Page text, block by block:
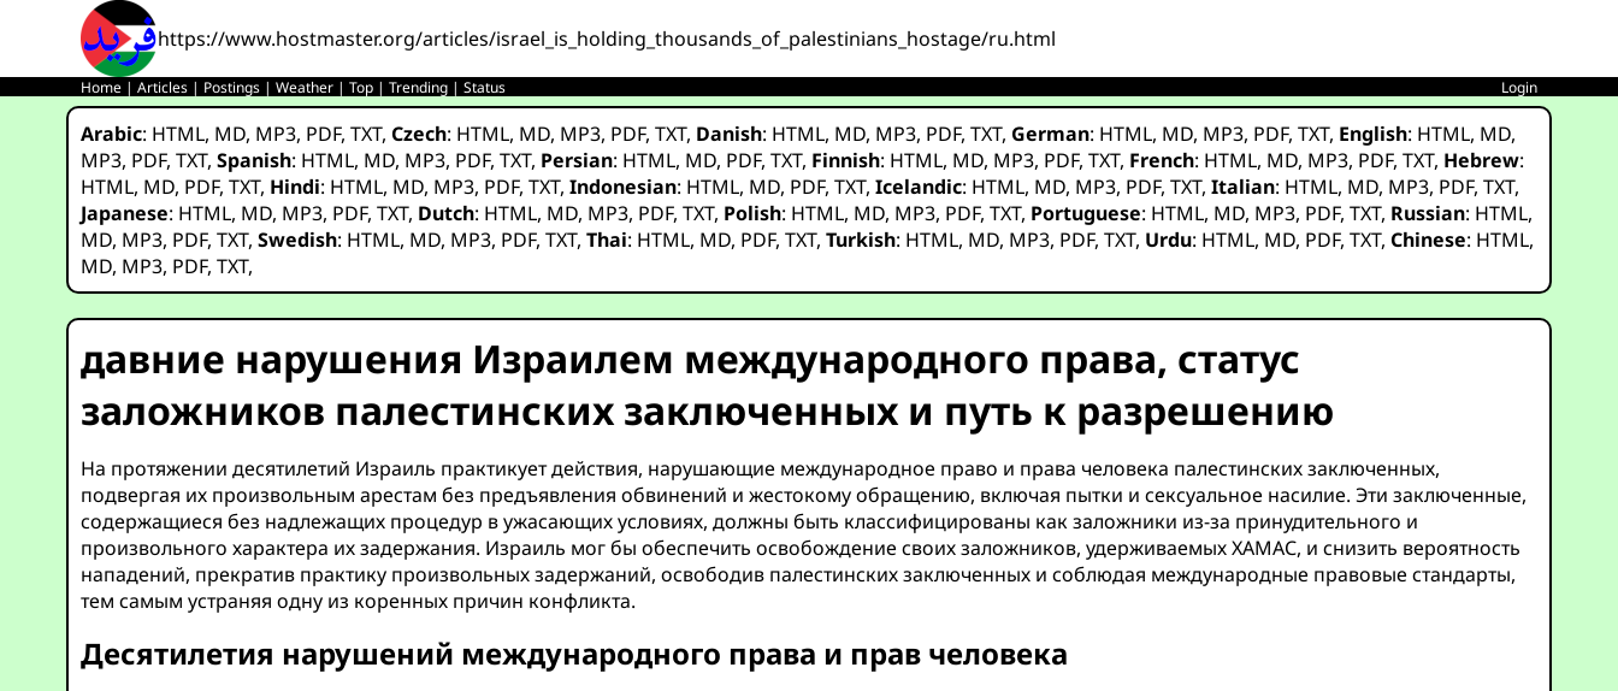
https://www.hostmaster.org/articles/israel_is_holding_thousands_of_palestinians_hostage/ru.html
Home |Articles | Postings |Weather |Top |Trending |Status Login
Arabic: HTML, MD, MP3, PDF,TXT,Czech: HTML, MD, MP3, PDF,TXT, Danish: HTML, MD, MP3, PDF,TXT, German: HTML, MD, MP3, PDF,TXT, English: HTML, MD,
MP3, PDF,TXT,Spanish: HTML, MD, MP3, PDF,TXT, Persian: HTML, MD, PDF,TXT, Finnish: HTML, MD, MP3, PDF,TXT, French: HTML, MD, MP3, PDF,TXT, Hebrew:
HTML, MD, PDF,TXT, Hindi: HTML, MD, MP3, PDF,TXT,Indonesian: HTML, MD, PDF,TXT,Icelandic: HTML, MD, MP3, PDF,TXT,Italian: HTML, MD, MP3, PDF,TXT,
Japanese: HTML, MD, MP3, PDF,TXT, Dutch: HTML, MD, MP3, PDF,TXT, Polish: HTML, MD, MP3, PDF,TXT, Portuguese: HTML, MD, MP3, PDF,TXT, Russian: HTML,
MD, MP3, PDF,TXT,Swedish: HTML, MD, MP3, PDF,TXT,Thai: HTML, MD, PDF,TXT,Turkish: HTML, MD, MP3, PDF,TXT, Urdu: HTML, MD, PDF,TXT,Chinese: HTML,
MD, MP3, PDF,TXT,
давние нарушения Израилем международного права, статус
заложников палестинских заключенных и путь к разрешению
На протяжении десятилетий Израиль практикует действия, нарушающие международное право и права человека палестинских заключенных,
подвергая их произвольным арестам без предъявления обвинений и жестокому обращению, включая пытки и сексуальное насилие. Эти заключенные,
содержащиеся без надлежащих процедур в ужасающих условиях, должны быть классифицированы как заложники из-за принудительного и
произвольного характера их задержания. Израиль мог бы обеспечить освобождение своих заложников, удерживаемых ХАМАС, и снизить вероятность
нападений, прекратив практику произвольных задержаний, освободив палестинских заключенных и соблюдая международные правовые стандарты,
тем самым устраняя одну из коренных причин конфликта.
Десятилетия нарушений международного права и прав человека